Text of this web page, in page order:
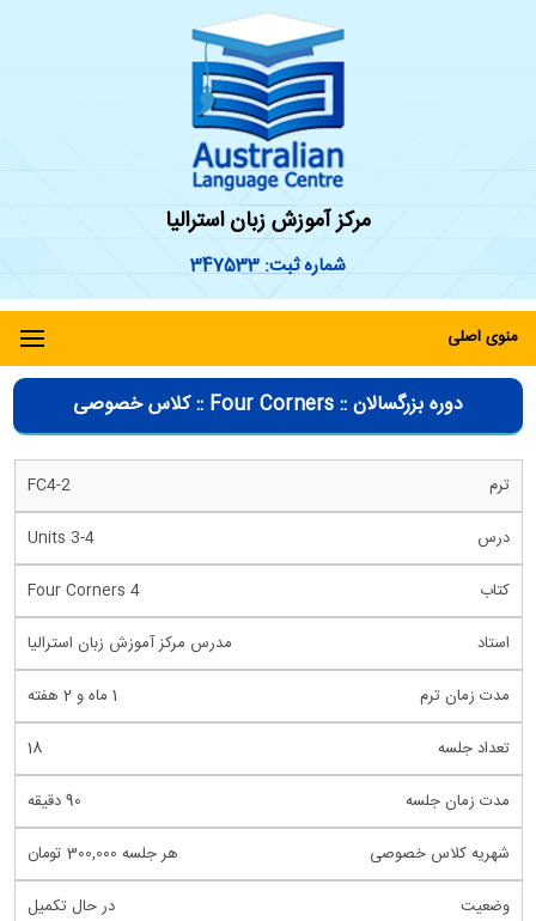
مرکز آموزش زبان استرالیا
شماره ثبت: 347533
منوی اصلی
دوره بزرگسالان :: Four Corners :: کلاس خصوصی
FC4-2
Units 3-4
Four Corners 4
مدرس مرکز آموزش زبان استرالیا
1 ماه و 2 هفته
18
90 دقیقه
هر جلسه 300,000 تومان
در حال تکمیل